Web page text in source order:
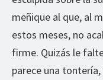
meñique al que, al
estos meses, no
firme. Quizás le
parece una